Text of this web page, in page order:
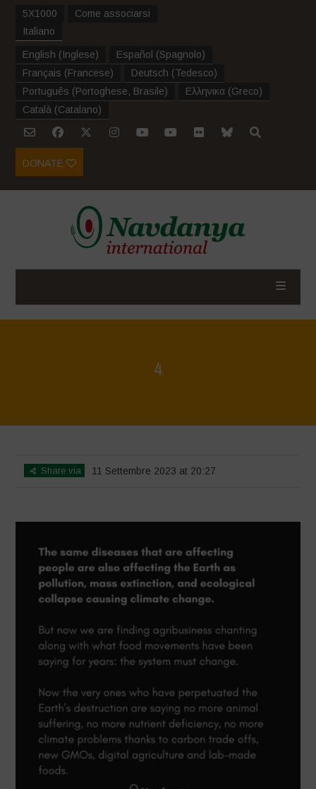
5X1000
Come associarsi
Italiano
English (Inglese) Español (Spagnolo)
Français (Francese) Deutsch (Tedesco)
Português (Portoghese, Brasile) Ελληνικα (Greco)
Català (Catalano)
DONATE
4
Share via 11 Settembre 2023 at 20:27